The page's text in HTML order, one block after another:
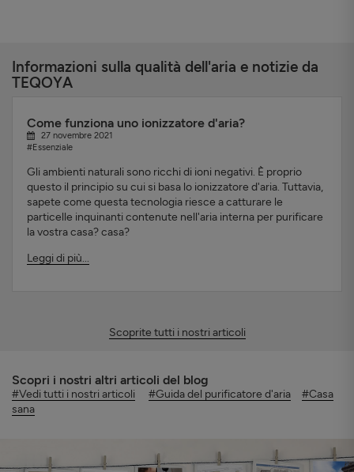
Informazioni sulla qualità dell'aria e notizie da
TEQOYA
Come funziona uno ionizzatore d'aria?
27 novembre 2021
#Essenziale
Gli ambienti naturali sono ricchi di ioni negativi. È proprio
questo il principio su cui si basa lo ionizzatore d'aria. Tuttavia,
sapete come questa tecnologia riesce a catturare le
particelle inquinanti contenute nell'aria interna per purificare
la vostra casa? casa?
Leggi di più...
Scoprite tutti i nostri articoli
Scopri i nostri altri articoli del blog
#Vedi tutti i nostri articoli #Guida del purificatore d'aria
#Casa
sana